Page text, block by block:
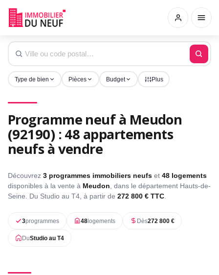
Type de bien Pièces Budget Plus
Programme neuf à Meudon
(92190) : 48 appartements
neufs à vendre
Découvrez 3 programmes immobiliers neufs et 48 logements
disponibles à la vente à Meudon , dans le département Hauts-de-
Seine. Du Studio au T4, à partir de 272 800 € TTC
3programmes 48logements Dès272 800 €
DuStudio au T4